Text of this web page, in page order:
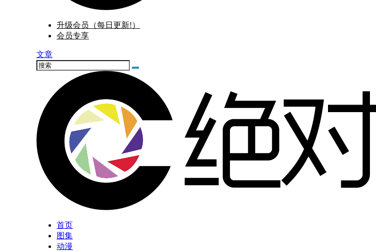
升级会员（每日更新!）
会员专享
文章
首页
图集
动漫